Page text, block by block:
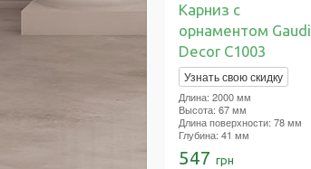
Карниз с
орнаментом Gaudi
Decor C1003
Узнать свою скидку
Длина: 2000 мм
Высота: 67 мм
Длина поверхности: 78 мм
Глубина: 41 мм
547 грн